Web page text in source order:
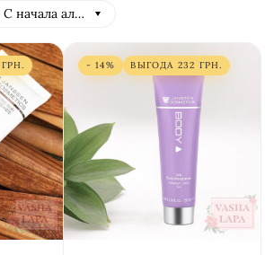
С начала алфавита
ГРН. - 14% ВЫГОДА 232 ГРН.